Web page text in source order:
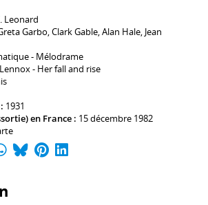
Leonard
Garbo,Clark Gable,Alan Hale, Jean
- Mélodrame
- Her fall and rise
1931
en France : 15 décembre 1982